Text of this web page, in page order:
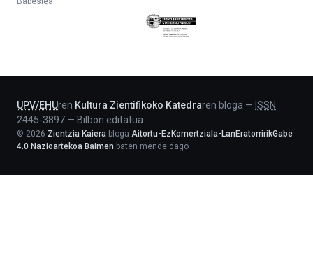
Eusko
Jaurlaritza
UPV/EHUren Kultura Zientifikoko Katedraren bloga — ISSN
2445-3897 — Bilbon editatua
© 2026 Zientzia Kaiera bloga Aitortu-EzKomertziala-LanEratorririkGabe
4.0 Nazioartekoa Baimen baten mende dago